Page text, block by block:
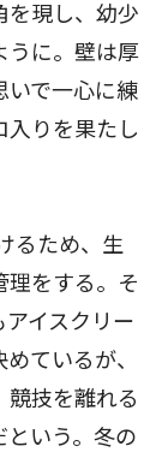
を現し、幼少
うに。壁は厚
いで一心に練
入りを果たし
るため、生
理をする。そ
イスクリー
ているが、
競技を離れる
という。冬の